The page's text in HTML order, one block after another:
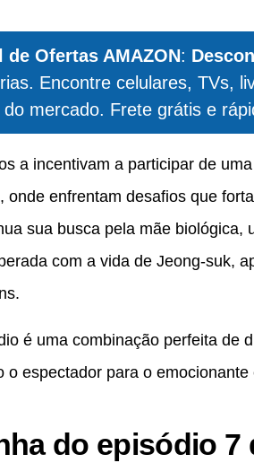
de Ofertas AMAZON:
Encontre celulares, TVs,
do mercado. Frete grátis e
a incentivam a participar de
onde enfrentam desafios que
sua busca pela mãe biológica,
com a vida de Jeong-suk,
é uma combinação perfeita de
o espectador para o emocionante
do episódio 7